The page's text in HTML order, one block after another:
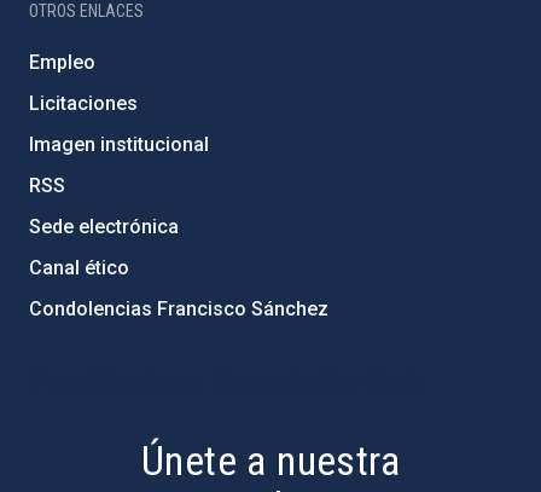
OTROS ENLACES
Empleo
Licitaciones
Imagen institucional
RSS
Sede electrónica
Canal ético
Condolencias Francisco Sánchez
Únete a nuestra